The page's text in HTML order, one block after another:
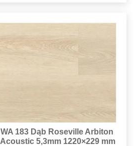
szczegóły
183 Dąb Roseville Arbiton
5,3mm 1220×229 mm